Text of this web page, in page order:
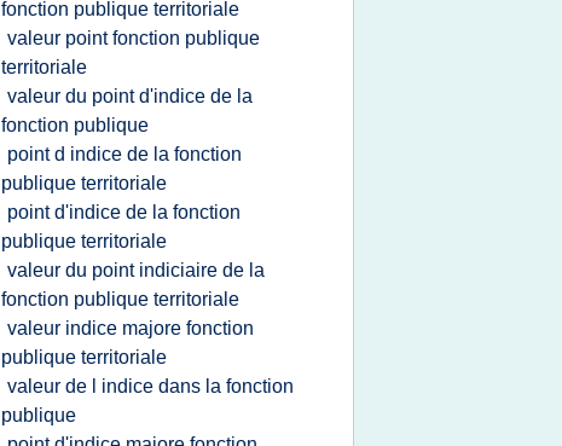
fonction publique territoriale
valeur point fonction publique
territoriale
valeur du point d'indice de la
fonction publique
point d indice de la fonction
publique territoriale
point d'indice de la fonction
publique territoriale
valeur du point indiciaire de la
fonction publique territoriale
valeur indice majore fonction
publique territoriale
valeur de l indice dans la fonction
publique